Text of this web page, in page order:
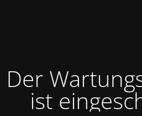
Der
ist